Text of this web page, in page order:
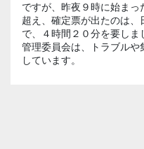
ですが、昨夜９時に始ま
超え、確定票が出たのは
で、４時間２０分を要し
管理委員会は、トラブルや
しています。